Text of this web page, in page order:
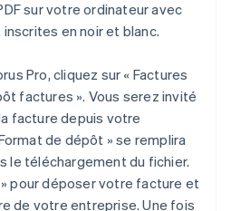
sur votre ordinateur avec
en noir et blanc.
Pro, cliquez sur « Factures
factures ». Vous serez invité
facture depuis votre
de dépôt » se remplira
le téléchargement du fichier.
» pour déposer votre facture et
de votre entreprise. Une fois